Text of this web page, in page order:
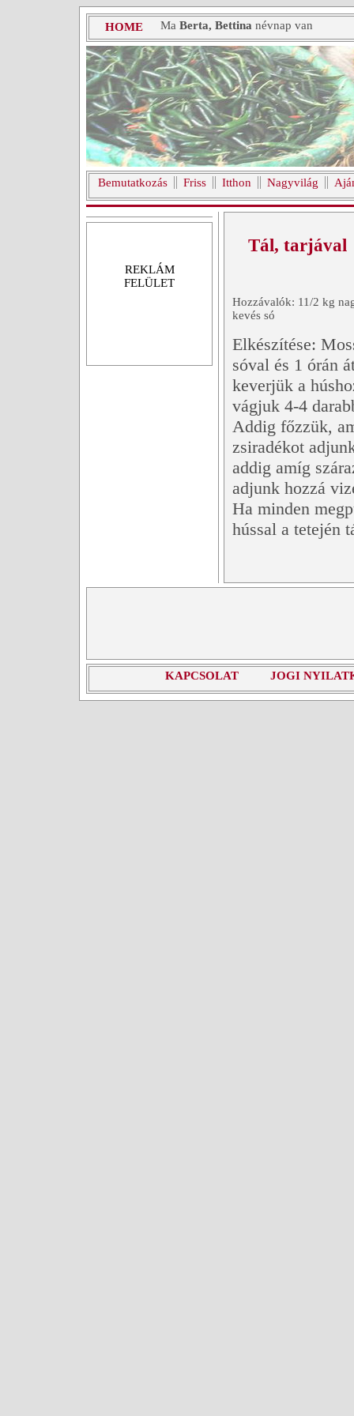
HOME Ma Berta, Bettina névnap van
Bemutatkozás Friss Itthon Nagyvilág
REKLÁM
FELÜLET
Tál, tarjával
Hozzávalók: 11/2 kg
kevés só
Elkészítése:
sóval és 1 órán
keverjük a
vágjuk 4-4
Addig főzzük,
zsiradékot
addig amíg
adjunk hozzá
Ha minden
hússal a tetején
KAPCSOLAT JOGI